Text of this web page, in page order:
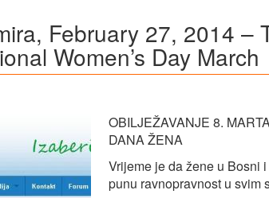
February 27, 2014 –
Women’s Day March
OBILJEŽAVANJE 8.
DANA ŽENA
Vrijeme je da žene u Bosni
punu ravnopravnost u svim